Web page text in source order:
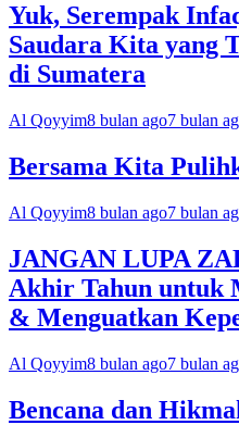
Yuk, Serempak
Saudara Kita yang
di Sumatera
Al Qoyyim8 bulan ago7 bulan
Bersama Kita
Al Qoyyim8 bulan ago7 bulan
JANGAN LUPA
Akhir Tahun untuk
& Menguatkan
Al Qoyyim8 bulan ago7 bulan
Bencana dan